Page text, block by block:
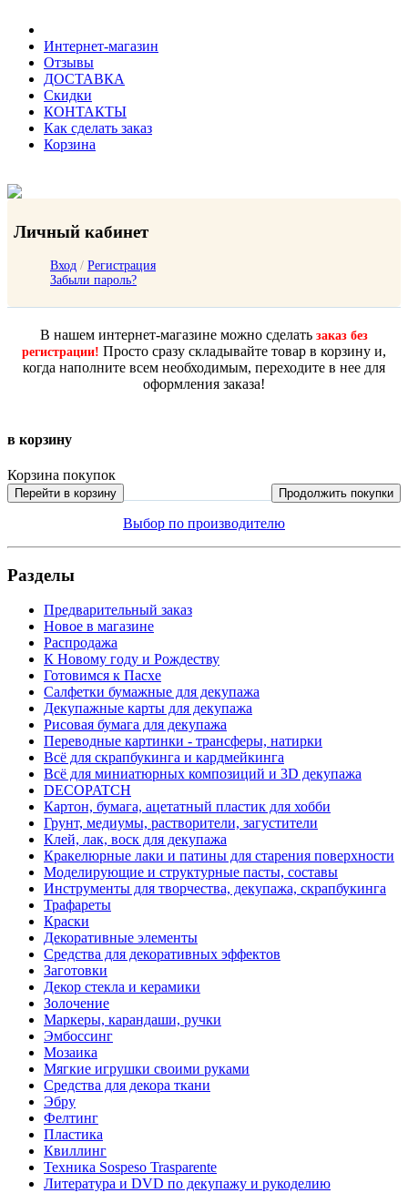
Интернет-магазин
Отзывы
ДОСТАВКА
Скидки
КОНТАКТЫ
Как сделать заказ
Корзина
Личный кабинет
Вход / Регистрация
Забыли пароль?
В нашем интернет-магазине можно сделать заказ без
регистрации! Просто сразу складывайте товар в корзину и,
когда наполните всем необходимым, переходите в нее для
оформления заказа!
в корзину
Корзина покупок
Перейти в корзину Продолжить покупки
Выбор по производителю
Разделы
Предварительный заказ
Новое в магазине
Распродажа
К Новому году и Рождеству
Готовимся к Пасхе
Салфетки бумажные для декупажа
Декупажные карты для декупажа
Рисовая бумага для декупажа
Переводные картинки - трансферы, натирки
Всё для скрапбукинга и кардмейкинга
Всё для миниатюрных композиций и 3D декупажа
DECOPATCH
Картон, бумага, ацетатный пластик для хобби
Грунт, медиумы, растворители, загустители
Клей, лак, воск для декупажа
Кракелюрные лаки и патины для старения поверхности
Моделирующие и структурные пасты, составы
Инструменты для творчества, декупажа, скрапбукинга
Трафареты
Краски
Декоративные элементы
Средства для декоративных эффектов
Заготовки
Декор стекла и керамики
Золочение
Маркеры, карандаши, ручки
Эмбоссинг
Мозаика
Мягкие игрушки своими руками
Средства для декора ткани
Эбру
Фелтинг
Пластика
Квиллинг
Техника Sospeso Trasparente
Литература и DVD по декупажу и рукоделию